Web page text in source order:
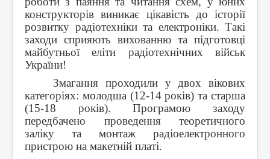
конструкторів виникає цікавість до історії
розвитку радіотехніки та електроніки. Такі
заходи сприяють вихованню та підготовці
майбутньої еліти радіотехнічних військ
України!
Змагання проходили у двох вікових
категоріях: молодша (12-14 років) та старша
(15-18 років). Програмою заходу
передбачено проведення теоретичного
заліку та монтаж радіоелектронного
пристрою на макетній платі.